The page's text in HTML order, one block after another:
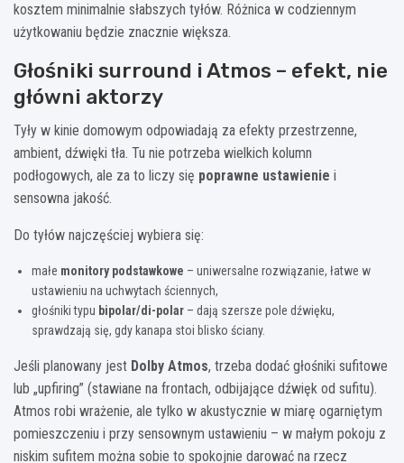
kosztem minimalnie słabszych tyłów. Różnica w codziennym
użytkowaniu będzie znacznie większa.
Głośniki surround i Atmos – efekt, nie
główni aktorzy
Tyły w kinie domowym odpowiadają za efekty przestrzenne,
ambient, dźwięki tła. Tu nie potrzeba wielkich kolumn
podłogowych, ale za to liczy się poprawne ustawienie i
sensowna jakość.
Do tyłów najczęściej wybiera się:
małe monitory podstawkowe – uniwersalne rozwiązanie, łatwe w
ustawieniu na uchwytach ściennych,
głośniki typu bipolar/di-polar – dają szersze pole dźwięku,
sprawdzają się, gdy kanapa stoi blisko ściany.
Jeśli planowany jest Dolby Atmos, trzeba dodać głośniki sufitowe
lub „upfiring” (stawiane na frontach, odbijające dźwięk od sufitu).
Atmos robi wrażenie, ale tylko w akustycznie w miarę ogarniętym
pomieszczeniu i przy sensownym ustawieniu – w małym pokoju z
niskim sufitem można sobie to spokojnie darować na rzecz